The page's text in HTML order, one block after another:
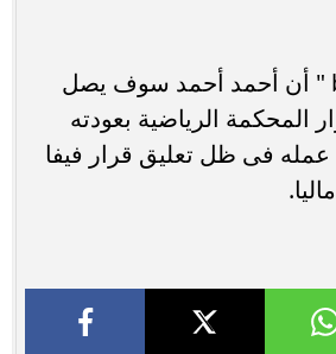
قالت شبكة " bbc " أن أحمد أحمد سوف يصل
المحكمة الرياضية بعودته
فى ظل تعليق قرار فيفا